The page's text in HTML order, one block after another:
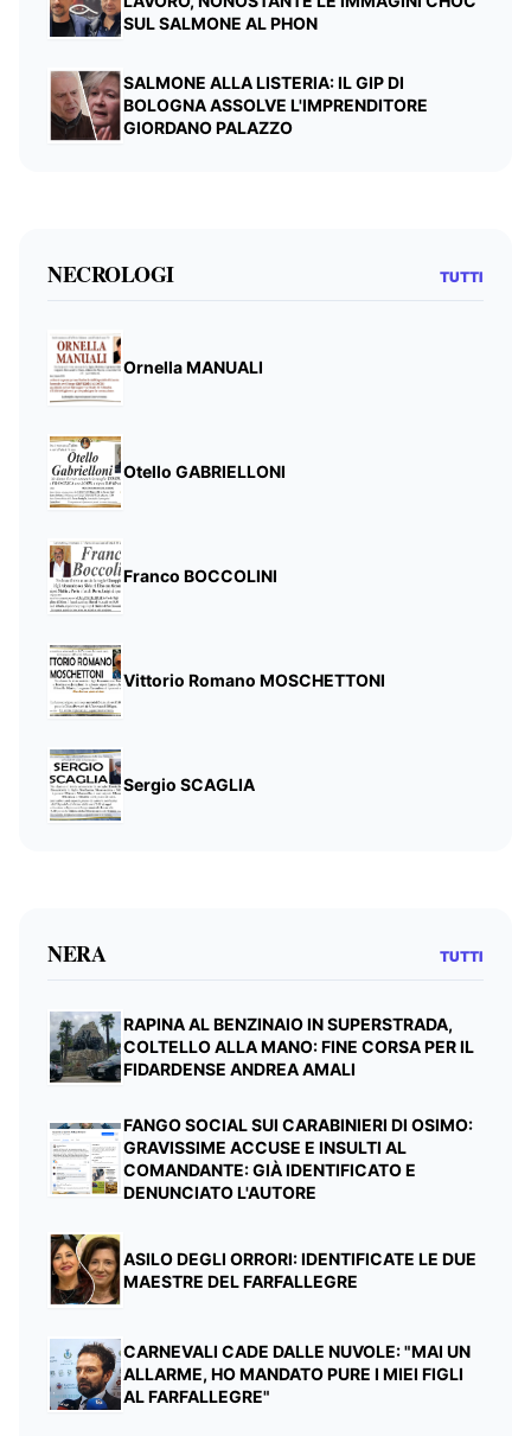
SUL SALMONE AL PHON
SALMONE ALLA LISTERIA: IL GIP DI
BOLOGNA ASSOLVE L'IMPRENDITORE
GIORDANO PALAZZO
NECROLOGI TUTTI
Ornella MANUALI
Otello GABRIELLONI
Franco BOCCOLINI
Vittorio Romano MOSCHETTONI
Sergio SCAGLIA
NERA TUTTI
RAPINA AL BENZINAIO IN SUPERSTRADA,
COLTELLO ALLA MANO: FINE CORSA PER IL
FIDARDENSE ANDREA AMALI
FANGO SOCIAL SUI CARABINIERI DI OSIMO:
GRAVISSIME ACCUSE E INSULTI AL
COMANDANTE: GIÀ IDENTIFICATO E
DENUNCIATO L'AUTORE
ASILO DEGLI ORRORI: IDENTIFICATE LE DUE
MAESTRE DEL FARFALLEGRE
CARNEVALI CADE DALLE NUVOLE: "MAI UN
ALLARME, HO MANDATO PURE I MIEI FIGLI
AL FARFALLEGRE"